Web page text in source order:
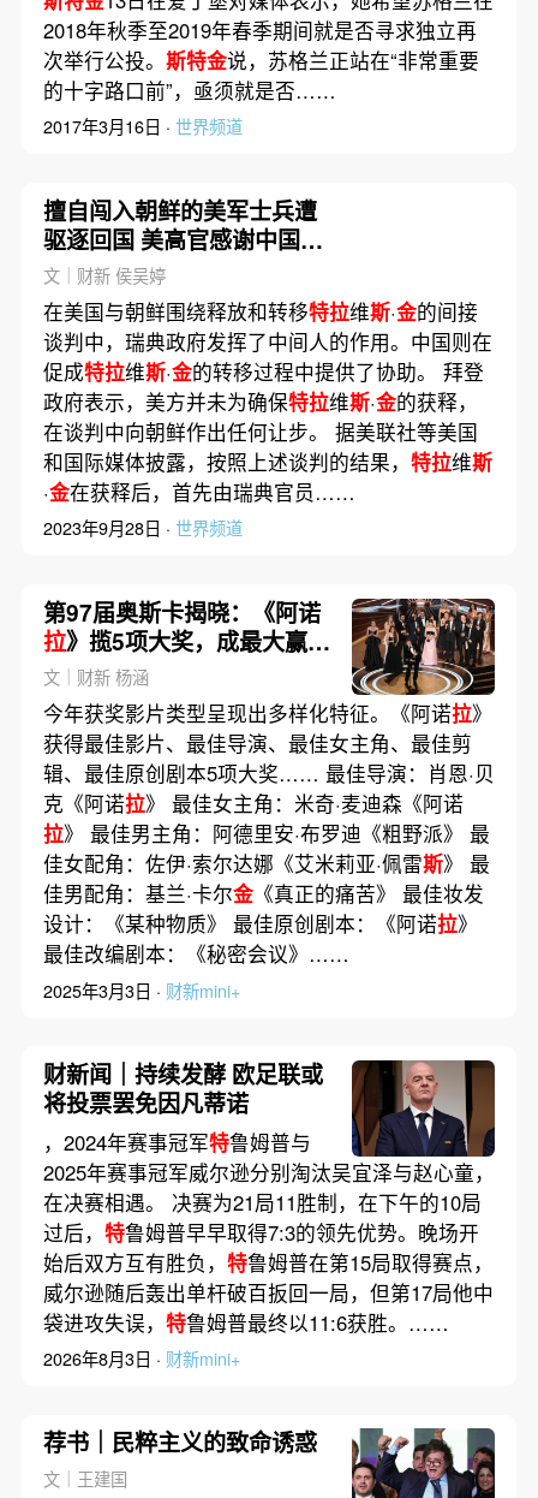
2018年秋季至2019年春季期间就是否寻求独立再
次举行公投。 斯特金说，苏格兰正站在“非常重要
的十字路口前”，亟须就是否……
2017年3月16日 · 世界频道
擅自闯入朝鲜的美军士兵遭
驱逐回国 美高官感谢中国提
供过境便利
文｜财新 侯吴婷
在美国与朝鲜围绕释放和转移特拉维斯·金的间接
谈判中，瑞典政府发挥了中间人的作用。中国则在
促成特拉维斯·金的转移过程中提供了协助。 拜登
政府表示，美方并未为确保特拉维斯·金的获释，
在谈判中向朝鲜作出任何让步。 据美联社等美国
和国际媒体披露，按照上述谈判的结果， 特拉维斯
·金在获释后，首先由瑞典官员……
2023年9月28日 · 世界频道
第97届奥斯卡揭晓：《阿诺
拉》揽5项大奖，成最大赢家
｜影视
文｜财新 杨涵
今年获奖影片类型呈现出多样化特征。《阿诺拉》
获得最佳影片、最佳导演、最佳女主角、最佳剪
辑、最佳原创剧本5项大奖…… 最佳导演：肖恩·贝
克《阿诺拉》 最佳女主角：米奇·麦迪森《阿诺
拉》 最佳男主角：阿德里安·布罗迪《粗野派》 最
佳女配角：佐伊·索尔达娜《艾米莉亚·佩雷斯》 最
佳男配角：基兰·卡尔金《真正的痛苦》 最佳妆发
设计：《某种物质》 最佳原创剧本：《阿诺拉》
最佳改编剧本：《秘密会议》……
2025年3月3日 · 财新mini+
财新闻｜持续发酵 欧足联或
将投票罢免因凡蒂诺
，2024年赛事冠军特鲁姆普与
2025年赛事冠军威尔逊分别淘汰吴宜泽与赵心童，
在决赛相遇。 决赛为21局11胜制，在下午的10局
过后， 特鲁姆普早早取得7:3的领先优势。晚场开
始后双方互有胜负， 特鲁姆普在第15局取得赛点，
威尔逊随后轰出单杆破百扳回一局，但第17局他中
袋进攻失误， 特鲁姆普最终以11:6获胜。……
2026年8月3日 · 财新mini+
荐书｜民粹主义的致命诱惑
文｜王建国